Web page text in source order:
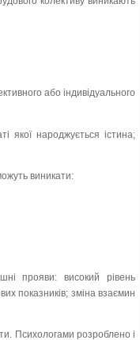
або індивідуального
якої народжується істина;
виникати:
прояви: високий рівень
показників; зміна взаємин
Психологами розроблено і